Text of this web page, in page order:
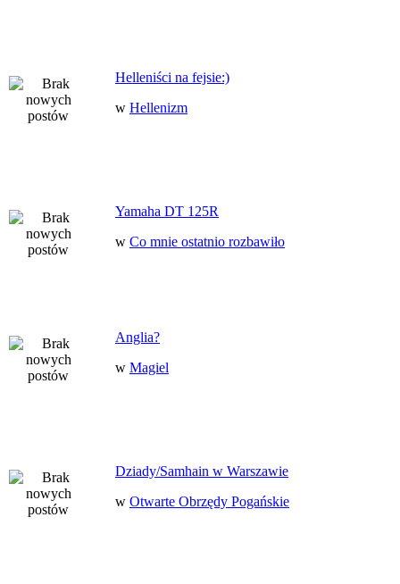
Helleniści na fejsie:)
w Hellenizm
Yamaha DT 125R
w Co mnie ostatnio rozbawiło
Anglia?
w Magiel
Dziady/Samhain w Warszawie
w Otwarte Obrzędy Pogańskie